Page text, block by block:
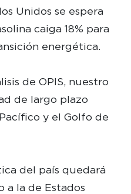
Unidos se espera
caiga 18% para
energética.
de OPIS, nuestro
de largo plazo
y el Golfo de
del país quedará
a la de Estados